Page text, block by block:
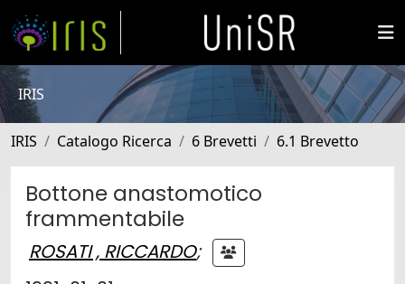
IRIS
IRIS Catalogo Ricerca 6 Brevetti 6.1 Brevetto
Bottone anastomotico
frammentabile
ROSATI , RICCARDO;